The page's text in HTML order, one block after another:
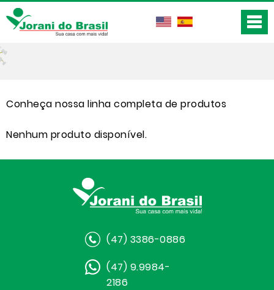
Conheça nossa linha completa de produtos
Nenhum produto disponível.
(47) 3386-0886
(47) 9.9984-
2186